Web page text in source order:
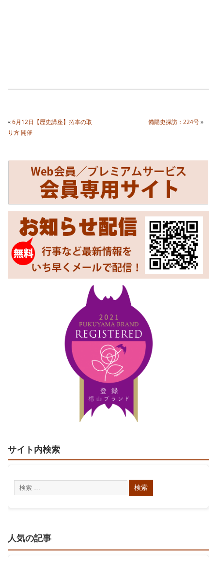
«6月12日【歴史講座】拓本の取
り方 開催
備陽史探訪：224号»
サイト内検索
人気の記事